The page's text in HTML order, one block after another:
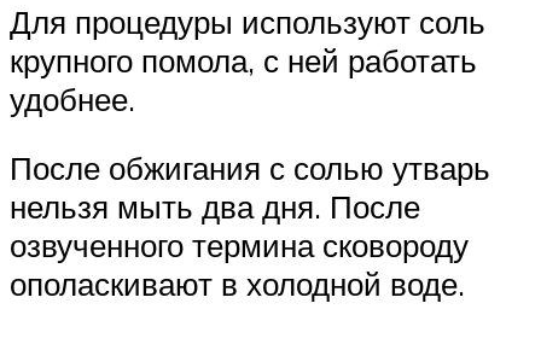
Для процедуры используют соль
крупного помола, с ней работать
удобнее.
После обжигания с солью утварь
нельзя мыть два дня. После
озвученного термина сковороду
ополаскивают в холодной воде.